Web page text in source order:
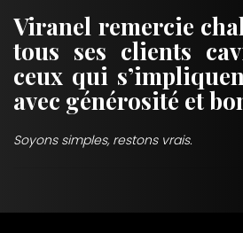
Viranel remercie
tous ses clients
ceux qui
avec générosité et
Soyons simples, restons vrais.